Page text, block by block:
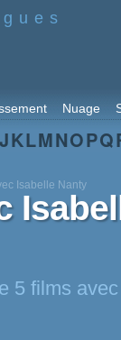
Nuage
JKLMNOPQ
Isabelle Nanty
5 films